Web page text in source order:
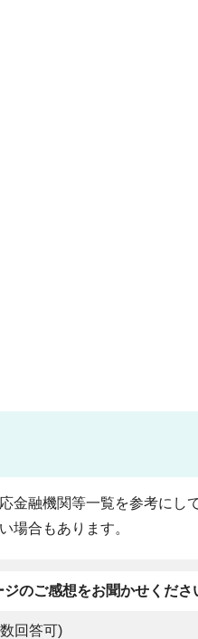
金融機関等一覧を参考にし
場合もあります。
のご感想をお聞かせくださ
回答可)